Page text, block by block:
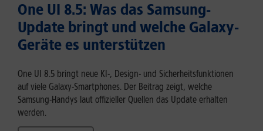
One UI 8.5: Was das Samsung-
Update bringt und welche Galaxy-
Geräte es unterstützen
One UI 8.5 bringt neue KI-, Design- und Sicherheitsfunktionen
auf viele Galaxy-Smartphones. Der Beitrag zeigt, welche
Samsung-Handys laut offizieller Quellen das Update erhalten
werden.